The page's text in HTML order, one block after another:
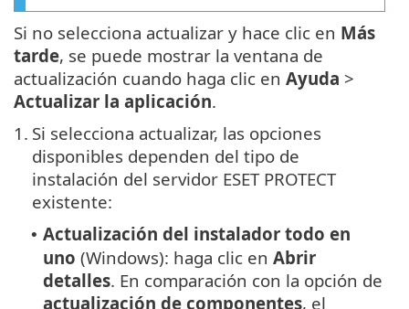
Si no selecciona actualizar y hace clic en Más
tarde, se puede mostrar la ventana de
actualización cuando haga clic en Ayuda >
Actualizar la aplicación.
1. Si selecciona actualizar, las opciones
disponibles dependen del tipo de
instalación del servidor ESET PROTECT
existente:
• Actualización del instalador todo en
uno (Windows): haga clic en Abrir
detalles. En comparación con la opción de
actualización de componentes, el